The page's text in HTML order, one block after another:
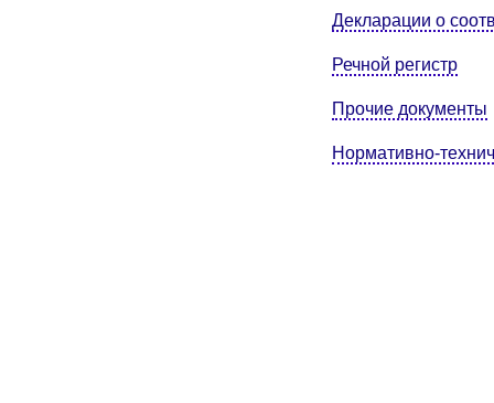
Декларации о
Речной регистр
Прочие документы
Нормативно-